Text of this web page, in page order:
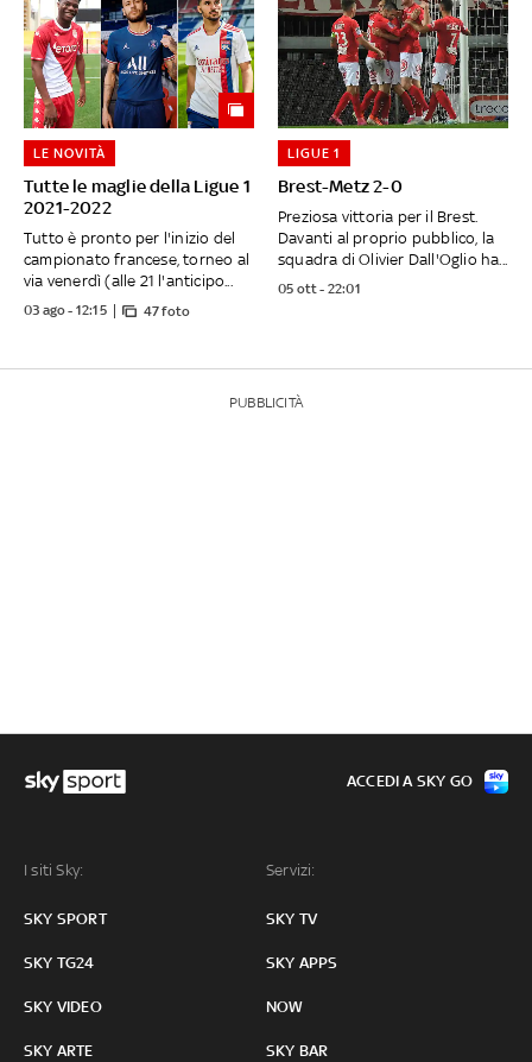
Tutte le maglie della Ligue 1
2021-2022
LE NOVITÀ
Tutto è pronto per l'inizio del
campionato francese, torneo al
via venerdì (alle 21 l'anticipo...
03 ago - 12:15 47 foto
Brest-Metz 2-0
LIGUE 1
Preziosa vittoria per il Brest.
Davanti al proprio pubblico, la
squadra di Olivier Dall'Oglio ha...
05 ott - 22:01
PUBBLICITÀ
I siti Sky:
SKY SPORT
SKY TG24
SKY VIDEO
SKY ARTE
Servizi:
SKY TV
SKY APPS
NOW
SKY BAR
ACCEDI A SKY GO